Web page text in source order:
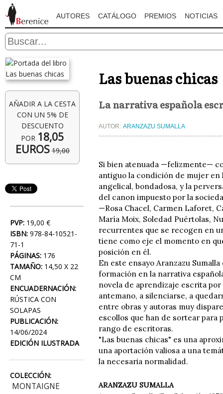
AUTORES CATÁLOGO PREMIOS NOTICIAS
AÑADIR A LA CESTA
CON UN 5% DE
DESCUENTO
POR 18,05
EUROS 19,00
PVP: 19,00 €
ISBN: 978-84-10521-
71-1
PÁGINAS: 176
TAMAÑO: 14,50 X 22
CM
ENCUADERNACIÓN:
RÚSTICA CON
SOLAPAS
PUBLICACIÓN:
14/06/2024
EDICIÓN ILUSTRADA
COLECCIÓN:
MONTAIGNE
Las buenas chicas
La narrativa española
AUTOR: ARANZAZU SUMALLA
Si bien atenuada —felizmente—
antiguo la condición de mujer en
angelical, bondadosa, y la
del canon impuesto por la
—Rosa Chacel, Carmen Laforet,
María Moix, Soledad Puértolas,
recurrentes que se recogen en
tiene como eje el momento en
posición en él.
En este ensayo Aranzazu
formación en la narrativa
novela de aprendizaje escrita
antemano, a silenciarse, a
entre obras y autoras muy
escollos que han de sortear para
rango de escritoras.
"Las buenas chicas" es una
una aportación valiosa a una
la necesaria normalidad.
ARANZAZU SUMALLA